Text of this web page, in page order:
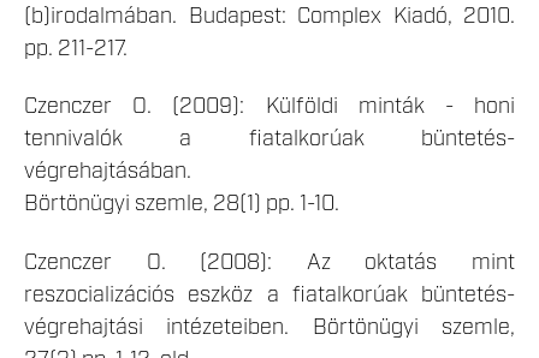
(b)irodalmában. Budapest: Complex Kiadó, 2010.
pp. 211-217.
Czenczer O. (2009): Külföldi minták - honi
tennivalók a fiatalkorúak büntetés-
végrehajtásában.
Börtönügyi szemle, 28(1) pp. 1-10.
Czenczer O. (2008): Az oktatás mint
reszocializációs eszköz a fiatalkorúak büntetés-
végrehajtási intézeteiben. Börtönügyi szemle,